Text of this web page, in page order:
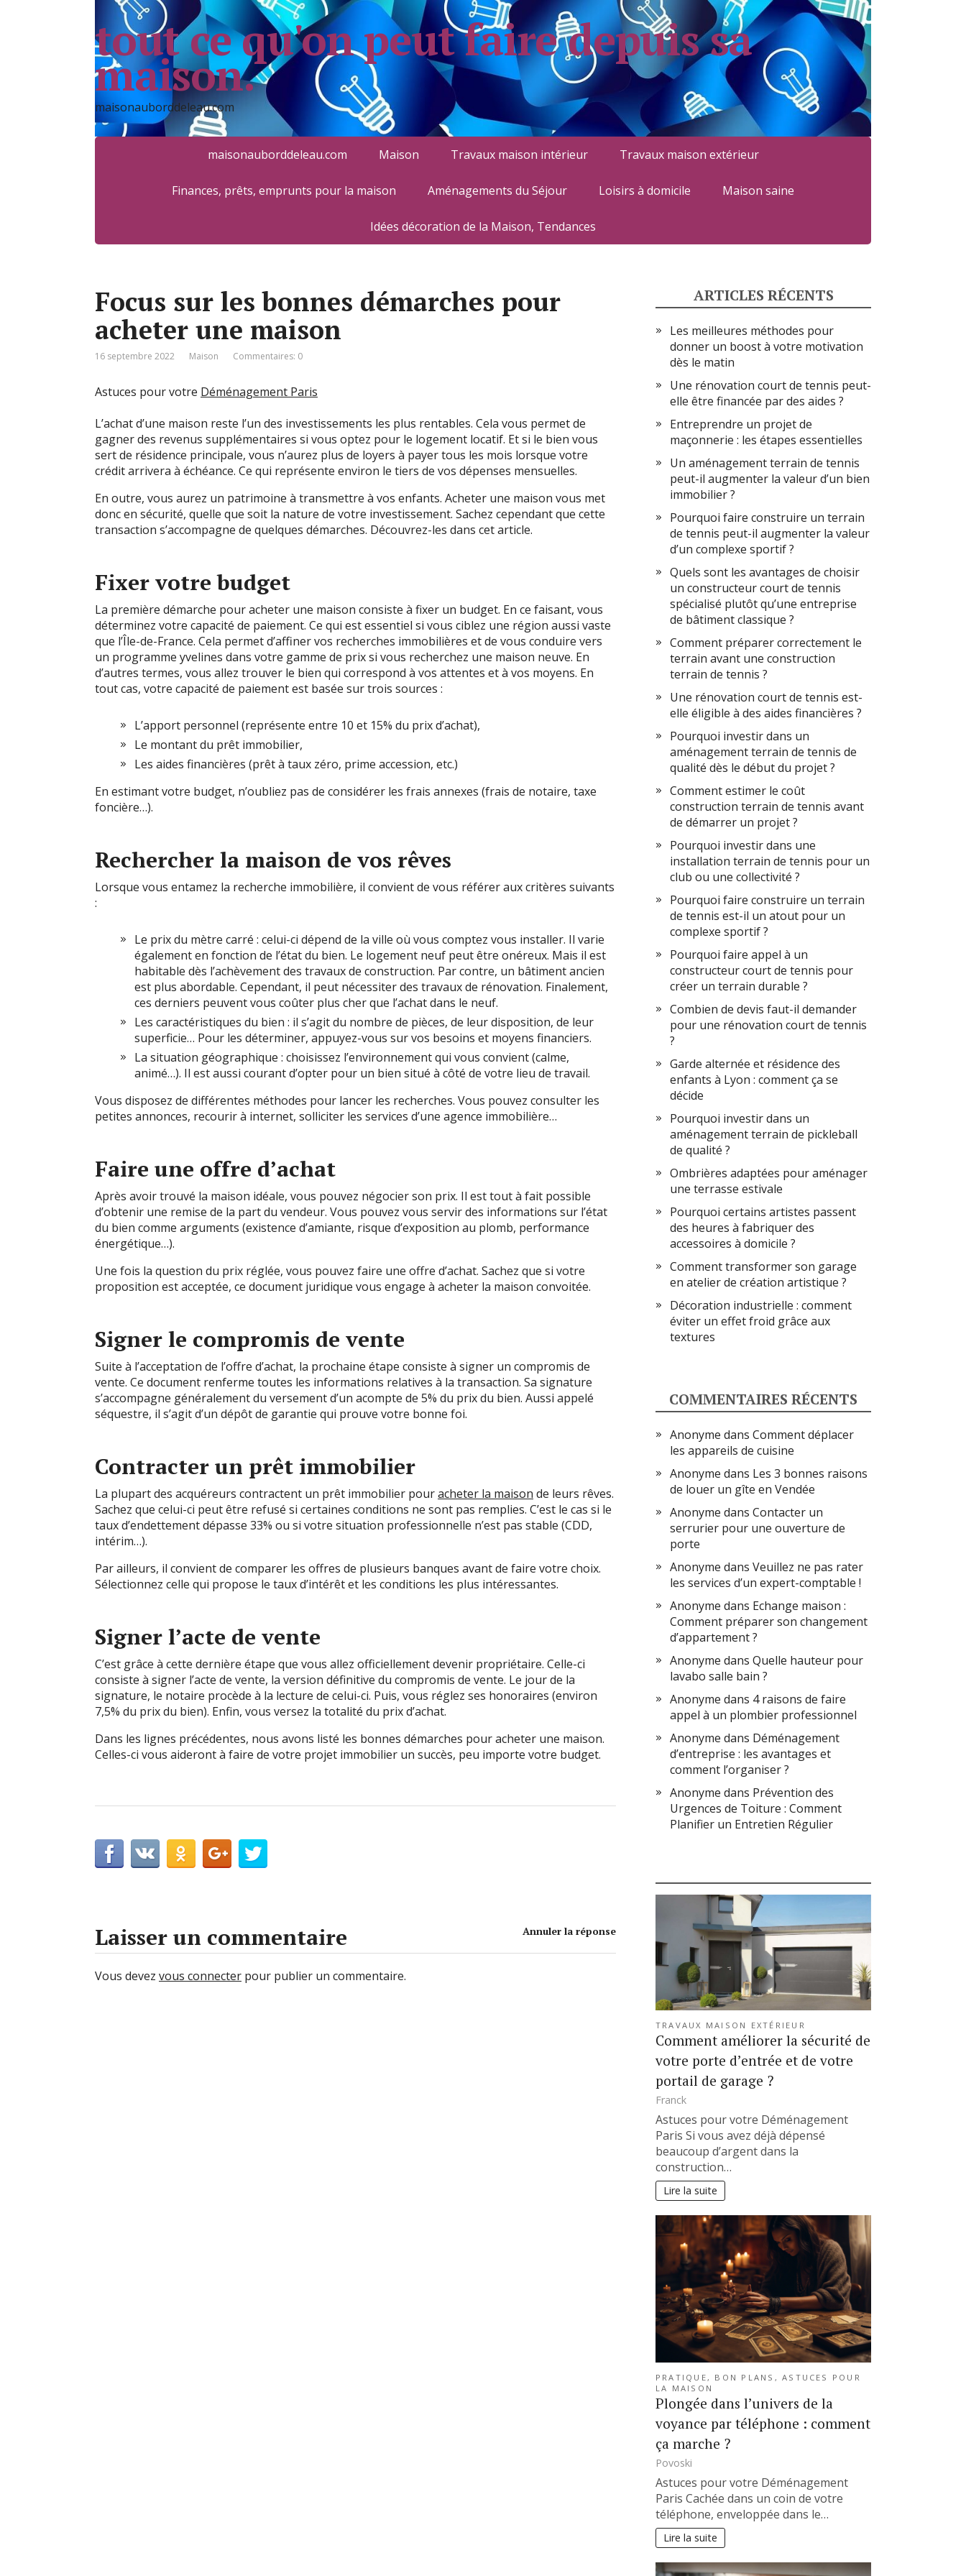
tout ce qu'on peut faire depuis sa
maison.
maisonauborddeleau.com
maisonauborddeleau.com Maison Travaux maison intérieur Travaux maison extérieur
Finances, prêts, emprunts pour la maison Aménagements du Séjour Loisirs à domicile Maison saine
Idées décoration de la Maison, Tendances
Focus sur les bonnes démarches pour
acheter une maison
16 septembre 2022 Maison Commentaires: 0
Astuces pour votre Déménagement Paris
L’achat d’une maison reste l’un des investissements les plus rentables. Cela vous permet de
gagner des revenus supplémentaires si vous optez pour le logement locatif. Et si le bien vous
sert de résidence principale, vous n’aurez plus de loyers à payer tous les mois lorsque votre
crédit arrivera à échéance. Ce qui représente environ le tiers de vos dépenses mensuelles.
En outre, vous aurez un patrimoine à transmettre à vos enfants. Acheter une maison vous met
donc en sécurité, quelle que soit la nature de votre investissement. Sachez cependant que cette
transaction s’accompagne de quelques démarches. Découvrez-les dans cet article.
Fixer votre budget
La première démarche pour acheter une maison consiste à fixer un budget. En ce faisant, vous
déterminez votre capacité de paiement. Ce qui est essentiel si vous ciblez une région aussi vaste
que l’Île-de-France. Cela permet d’affiner vos recherches immobilières et de vous conduire vers
un programme yvelines dans votre gamme de prix si vous recherchez une maison neuve. En
d’autres termes, vous allez trouver le bien qui correspond à vos attentes et à vos moyens. En
tout cas, votre capacité de paiement est basée sur trois sources :
L’apport personnel (représente entre 10 et 15% du prix d’achat),
Le montant du prêt immobilier,
Les aides financières (prêt à taux zéro, prime accession, etc.)
En estimant votre budget, n’oubliez pas de considérer les frais annexes (frais de notaire, taxe
foncière…).
Rechercher la maison de vos rêves
Lorsque vous entamez la recherche immobilière, il convient de vous référer aux critères suivants
:
Le prix du mètre carré : celui-ci dépend de la ville où vous comptez vous installer. Il varie
également en fonction de l’état du bien. Le logement neuf peut être onéreux. Mais il est
habitable dès l’achèvement des travaux de construction. Par contre, un bâtiment ancien
est plus abordable. Cependant, il peut nécessiter des travaux de rénovation. Finalement,
ces derniers peuvent vous coûter plus cher que l’achat dans le neuf.
Les caractéristiques du bien : il s’agit du nombre de pièces, de leur disposition, de leur
superficie… Pour les déterminer, appuyez-vous sur vos besoins et moyens financiers.
La situation géographique : choisissez l’environnement qui vous convient (calme,
animé…). Il est aussi courant d’opter pour un bien situé à côté de votre lieu de travail.
Vous disposez de différentes méthodes pour lancer les recherches. Vous pouvez consulter les
petites annonces, recourir à internet, solliciter les services d’une agence immobilière…
Faire une offre d’achat
Après avoir trouvé la maison idéale, vous pouvez négocier son prix. Il est tout à fait possible
d’obtenir une remise de la part du vendeur. Vous pouvez vous servir des informations sur l’état
du bien comme arguments (existence d’amiante, risque d’exposition au plomb, performance
énergétique…).
Une fois la question du prix réglée, vous pouvez faire une offre d’achat. Sachez que si votre
proposition est acceptée, ce document juridique vous engage à acheter la maison convoitée.
Signer le compromis de vente
Suite à l’acceptation de l’offre d’achat, la prochaine étape consiste à signer un compromis de
vente. Ce document renferme toutes les informations relatives à la transaction. Sa signature
s’accompagne généralement du versement d’un acompte de 5% du prix du bien. Aussi appelé
séquestre, il s’agit d’un dépôt de garantie qui prouve votre bonne foi.
Contracter un prêt immobilier
La plupart des acquéreurs contractent un prêt immobilier pouracheter la maison de leurs rêves.
Sachez que celui-ci peut être refusé si certaines conditions ne sont pas remplies. C’est le cas si le
taux d’endettement dépasse 33% ou si votre situation professionnelle n’est pas stable (CDD,
intérim…).
Par ailleurs, il convient de comparer les offres de plusieurs banques avant de faire votre choix.
Sélectionnez celle qui propose le taux d’intérêt et les conditions les plus intéressantes.
Signer l’acte de vente
C’est grâce à cette dernière étape que vous allez officiellement devenir propriétaire. Celle-ci
consiste à signer l’acte de vente, la version définitive du compromis de vente. Le jour de la
signature, le notaire procède à la lecture de celui-ci. Puis, vous réglez ses honoraires (environ
7,5% du prix du bien). Enfin, vous versez la totalité du prix d’achat.
Dans les lignes précédentes, nous avons listé les bonnes démarches pour acheter une maison.
Celles-ci vous aideront à faire de votre projet immobilier un succès, peu importe votre budget.
Laisser un commentaire Annuler la réponse
Vous devez vous connecter pour publier un commentaire.
ARTICLES RÉCENTS
Les meilleures méthodes pour
donner un boost à votre motivation
dès le matin
Une rénovation court de tennis peut-
elle être financée par des aides ?
Entreprendre un projet de
maçonnerie : les étapes essentielles
Un aménagement terrain de tennis
peut-il augmenter la valeur d’un bien
immobilier ?
Pourquoi faire construire un terrain
de tennis peut-il augmenter la valeur
d’un complexe sportif ?
Quels sont les avantages de choisir
un constructeur court de tennis
spécialisé plutôt qu’une entreprise
de bâtiment classique ?
Comment préparer correctement le
terrain avant une construction
terrain de tennis ?
Une rénovation court de tennis est-
elle éligible à des aides financières ?
Pourquoi investir dans un
aménagement terrain de tennis de
qualité dès le début du projet ?
Comment estimer le coût
construction terrain de tennis avant
de démarrer un projet ?
Pourquoi investir dans une
installation terrain de tennis pour un
club ou une collectivité ?
Pourquoi faire construire un terrain
de tennis est-il un atout pour un
complexe sportif ?
Pourquoi faire appel à un
constructeur court de tennis pour
créer un terrain durable ?
Combien de devis faut-il demander
pour une rénovation court de tennis
?
Garde alternée et résidence des
enfants à Lyon : comment ça se
décide
Pourquoi investir dans un
aménagement terrain de pickleball
de qualité ?
Ombrières adaptées pour aménager
une terrasse estivale
Pourquoi certains artistes passent
des heures à fabriquer des
accessoires à domicile ?
Comment transformer son garage
en atelier de création artistique ?
Décoration industrielle : comment
éviter un effet froid grâce aux
textures
COMMENTAIRES RÉCENTS
Anonyme dans Comment déplacer
les appareils de cuisine
Anonyme dans Les 3 bonnes raisons
de louer un gîte en Vendée
Anonyme dans Contacter un
serrurier pour une ouverture de
porte
Anonyme dans Veuillez ne pas rater
les services d’un expert-comptable !
Anonyme dans Echange maison :
Comment préparer son changement
d’appartement ?
Anonyme dans Quelle hauteur pour
lavabo salle bain ?
Anonyme dans 4 raisons de faire
appel à un plombier professionnel
Anonyme dans Déménagement
d’entreprise : les avantages et
comment l’organiser ?
Anonyme dans Prévention des
Urgences de Toiture : Comment
Planifier un Entretien Régulier
TRAVAUX MAISON EXTÉRIEUR
Comment améliorer la sécurité de
votre porte d’entrée et de votre
portail de garage ?
Franck
Astuces pour votre Déménagement
Paris Si vous avez déjà dépensé
beaucoup d’argent dans la
construction…
Lire la suite
PRATIQUE, BON PLANS, ASTUCES POUR
LA MAISON
Plongée dans l’univers de la
voyance par téléphone : comment
ça marche ?
Povoski
Astuces pour votre Déménagement
Paris Cachée dans un coin de votre
téléphone, enveloppée dans le…
Lire la suite